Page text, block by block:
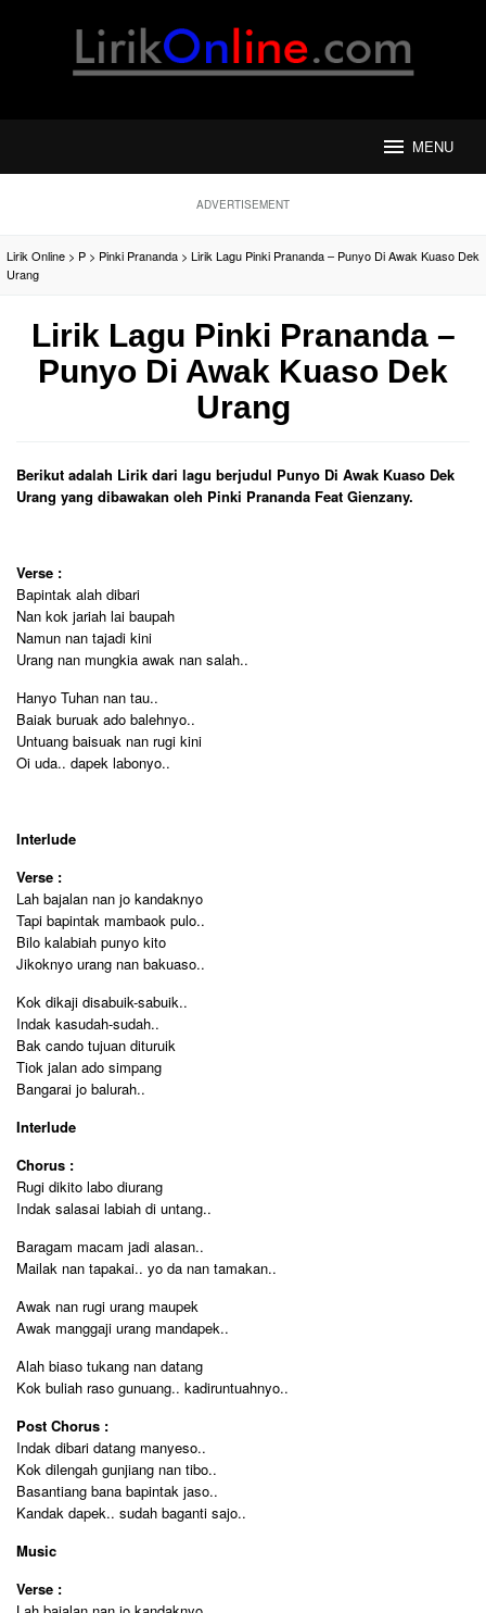
MENU
ADVERTISEMENT
Lirik Online > P > Pinki Prananda > Lirik Lagu Pinki Prananda – Punyo Di Awak Kuaso Dek
Urang
Lirik Lagu Pinki Prananda –
Punyo Di Awak Kuaso Dek
Urang
Berikut adalah Lirik dari lagu berjudul Punyo Di Awak Kuaso Dek
Urang yang dibawakan oleh Pinki Prananda Feat Gienzany.
Verse :
Bapintak alah dibari
Nan kok jariah lai baupah
Namun nan tajadi kini
Urang nan mungkia awak nan salah..
Hanyo Tuhan nan tau..
Baiak buruak ado balehnyo..
Untuang baisuak nan rugi kini
Oi uda.. dapek labonyo..
Interlude
Verse :
Lah bajalan nan jo kandaknyo
Tapi bapintak mambaok pulo..
Bilo kalabiah punyo kito
Jikoknyo urang nan bakuaso..
Kok dikaji disabuik-sabuik..
Indak kasudah-sudah..
Bak cando tujuan dituruik
Tiok jalan ado simpang
Bangarai jo balurah..
Interlude
Chorus :
Rugi dikito labo diurang
Indak salasai labiah di untang..
Baragam macam jadi alasan..
Mailak nan tapakai.. yo da nan tamakan..
Awak nan rugi urang maupek
Awak manggaji urang mandapek..
Alah biaso tukang nan datang
Kok buliah raso gunuang.. kadiruntuahnyo..
Post Chorus :
Indak dibari datang manyeso..
Kok dilengah gunjiang nan tibo..
Basantiang bana bapintak jaso..
Kandak dapek.. sudah baganti sajo..
Music
Verse :